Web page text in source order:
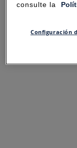
consulte la
Configuración